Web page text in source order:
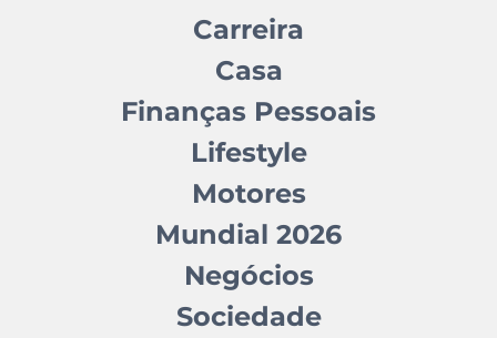
Carreira
Casa
Finanças Pessoais
Lifestyle
Motores
Mundial 2026
Negócios
Sociedade